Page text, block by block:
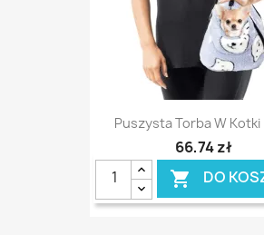
Puszysta Torba W Kotki
66,74 zł
 DO